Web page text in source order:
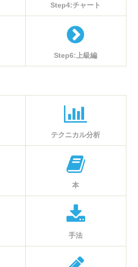
Step4:チャート
Step6:上級編
テクニカル分析
本
手法